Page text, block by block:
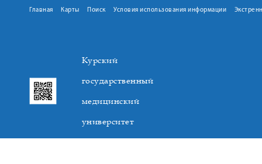
Главная Карты Поиск Условия использования информации
Курский
государственный
медицинский
университет